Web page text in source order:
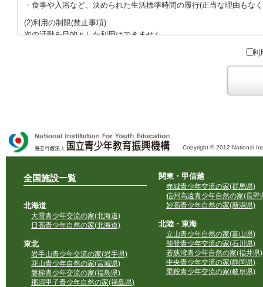
・食事や入浴など、決められた生活標準時間の履行(正当な理由も
(2)利用の制限(禁止事項)
次の活動を目的とした利用はできません。
●特定の政党を支持、またはこれに反対するための政治教育その他の
●特定の宗教を支持、またはこれに反対するための宗教教育その他
域での勧誘活動を行ったり、自らの団体の活動をアピールする活動等)
利
Copyright © 2012 National
全国施設一覧
北海道
大雪青少年交流の家(北海道)
日高青少年自然の家(北海道)
東北
岩手山青少年交流の家(岩手県)
花山青少年自然の家(宮城県)
磐梯青少年交流の家(福島県)
那須甲子青少年自然の家(福島県)
関東・甲信越
赤城青少年交流の家(群馬県)
信州高遠青少年自然の家(長野
妙高青少年自然の家(新潟県)
北陸・東海
立山青少年自然の家(富山県)
能登青少年交流の家(石川県)
若狭湾青少年自然の家(福井県)
中央青少年交流の家(静岡県)
乗鞍青少年交流の家(岐阜県)